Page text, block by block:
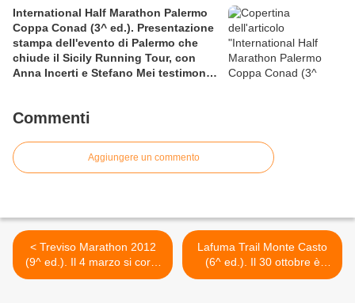
International Half Marathon Palermo
Coppa Conad (3^ ed.). Presentazione
stampa dell'evento di Palermo che
chiude il Sicily Running Tour, con
Anna Incerti e Stefano Mei testimonial
Commenti
Aggiungere un commento
< Treviso Marathon 2012
(9^ ed.). Il 4 marzo si corre
con Diadora, main sponsor
Lafuma Trail Monte Casto
(6^ ed.). Il 30 ottobre è
stata una festa del trail